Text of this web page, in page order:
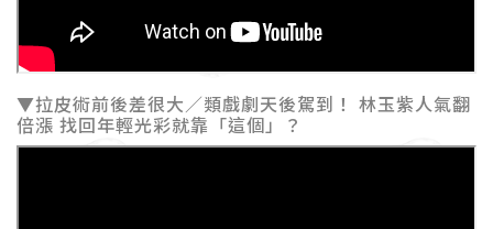
▼拉皮術前後差很大／類戲劇天後駕到！ 林玉紫人氣翻
倍漲 找回年輕光彩就靠「這個」？